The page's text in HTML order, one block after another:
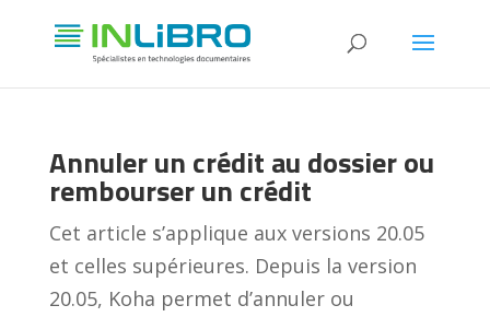
Annuler un crédit au dossier ou
rembourser un crédit
Cet article s’applique aux versions 20.05
et celles supérieures. Depuis la version
20.05, Koha permet d’annuler ou